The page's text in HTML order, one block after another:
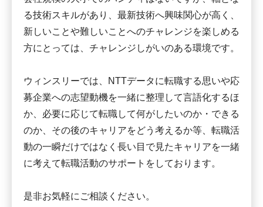
る技術スキルがあり、最新技術へ興味関心が高く、
新しいことや難しいことへのチャレンジを楽しめる
方にとっては、チャレンジしがいのある環境です。
ウィンスリーでは、NTTデータに転職する思いや応
募企業への志望動機を一緒に整理して言語化するほ
か、必要に応じて転職して何がしたいのか・できる
のか、その後のキャリアをどう考えるか等、転職活
動の一瞬だけではなく長い目で見たキャリアを一緒
に考えて転職活動のサポートをしております。
是非お気軽にご相談ください。